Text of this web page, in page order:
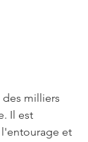
milliers
Il est
et